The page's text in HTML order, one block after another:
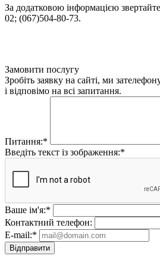
За додатковою інформацією
02; (067)504-80-73.
Замовити послугу
Зробіть заявку на сайті, ми
і відповімо на всі запитання.
Питання:*
Введіть текст із зображення:*
Ваше ім'я:*
Контактний телефон:
E-mail:*
Відправити